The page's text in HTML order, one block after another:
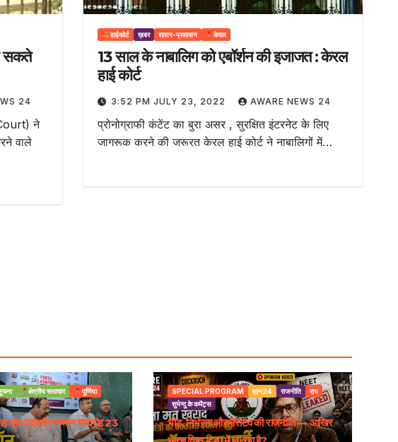
सकते
24
ने
वाले
हाईकोर्ट ख़बर शाशन-प्रशासन केरल
13 साल के नाबालिग को एबॉर्शन की इजाजत : केरल
हाई कोर्ट
3:52 PM JULY 23, 2022 AWARE NEWS 24
प्रोनोग्राफी कंटेंट का बुरा असर , सुरक्षित इंटरनेट के लिए
जागरूक करने की जरूरत केरल हाई कोर्ट ने नाबालिगों में…
क्षेत्रीय समाचार
पूर्णिया
यूथ आइकॉन सम्मान समारोह 23
SPECIAL PROGRAM एएन24 राजनीति
राय
शुभेन्दु के कमेंट्स
भीड़, निर्भरता और नैरेटिव की राजनीति — आखिर